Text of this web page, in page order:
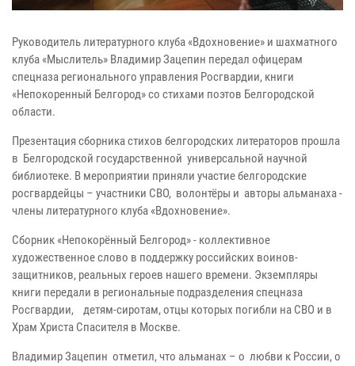
Руководитель литературного клуба «Вдохновение» и шахматного
клуба «Мыслитель» Владимир Зацепин передал офицерам
спецназа регионального управления Росгвардии, книги
«Непокоренный Белгород» со стихами поэтов Белгородской
области.
Презентация сборника стихов белгородских литераторов прошла
в Белгородской государственной универсальной научной
библиотеке. В мероприятии приняли участие белгородские
росгвардейцы – участники СВО, волонтёры и авторы альманаха -
члены литературного клуба «Вдохновение».
Сборник «Непокорённый Белгород» - коллективное
художественное слово в поддержку российских воинов-
защитников, реальных героев нашего времени. Экземпляры
книги передали в региональные подразделения спецназа
Росгвардии, детям-сиротам, отцы которых погибли на СВО и в
Храм Христа Спасителя в Москве.
Владимир Зацепин отметил, что альманах – о любви к России, о